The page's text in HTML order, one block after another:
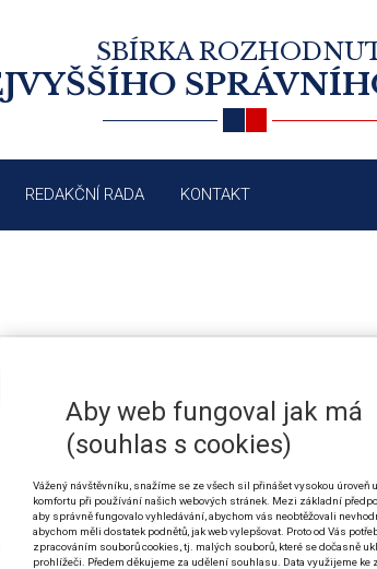
SBÍRKA
REDAKČNÍ RADA KONTAKT
CELNÍ ŘÍZENÍ:
LABORATOŘÍ
2007
4 písm. j) zákona č. 185/2004 Sb., o Celní správě
Aby web fungoval jak má
(souhlas s cookies)
Vážený návštěvníku, snažíme se ze všech sil přinášet vysokou úroveň
komfortu při používání našich webových stránek. Mezi základní
aby správně fungovalo vyhledávání, abychom vás neobtěžovali
abychom měli dostatek podnětů, jak web vylepšovat. Proto od Vás
zpracováním souborů cookies, tj. malých souborů, které se dočasně
prohlížeči. Předem děkujeme za udělení souhlasu. Data využijeme ke